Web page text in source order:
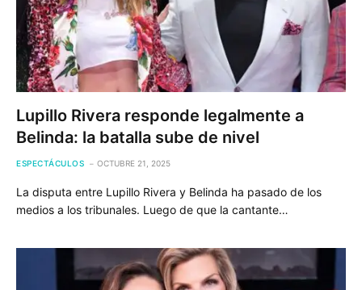
Lupillo Rivera responde legalmente a
Belinda: la batalla sube de nivel
ESPECTÁCULOS OCTUBRE 21, 2025
La disputa entre Lupillo Rivera y Belinda ha pasado de los
medios a los tribunales. Luego de que la cantante…